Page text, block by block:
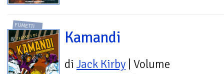
FUMETTI
Kamandi
di Jack Kirby | Volume